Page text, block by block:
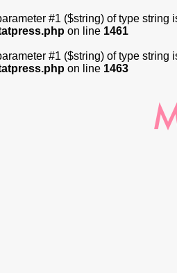
#1 ($string) of type string
on line 1461
#1 ($string) of type string
on line 1463